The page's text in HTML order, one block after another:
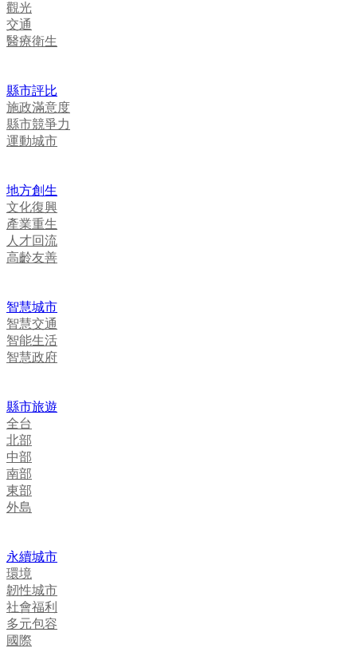
觀光
交通
醫療衛生
縣市評比
施政滿意度
縣市競爭力
運動城市
地方創生
文化復興
產業重生
人才回流
高齡友善
智慧城市
智慧交通
智能生活
智慧政府
縣市旅遊
全台
北部
中部
南部
東部
外島
永續城市
環境
韌性城市
社會福利
多元包容
國際